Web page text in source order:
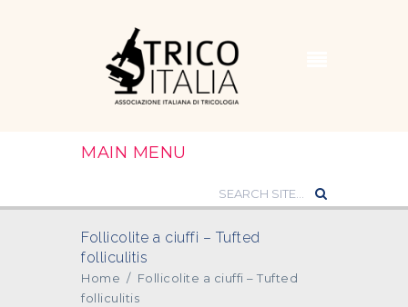
MAIN MENU
Follicolite a ciuffi – Tufted
folliculitis
Home / Follicolite a ciuffi – Tufted
folliculitis